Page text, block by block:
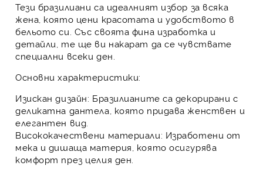
Тези бразилиани са идеалният избор за всяка
жена, която цени красотата и удобството в
бельото си. Със своята фина изработка и
детайли, те ще ви накарат да се чувствате
специални всеки ден.
Основни характеристики:
Изискан дизайн: Бразилианите са декорирани с
деликатна дантела, която придава женствен и
елегантен вид.
Висококачествени материали: Изработени от
мека и дишаща материя, която осигурява
комфорт през целия ден.